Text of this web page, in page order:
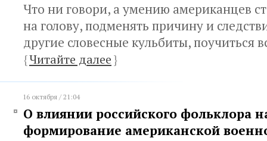
Что ни говори, а умению американцев
на голову, подменять причину и
другие словесные кульбиты, поучиться
{Читайте далее}
16 октября / 21:04
О влиянии российского фольклора
формирование американской